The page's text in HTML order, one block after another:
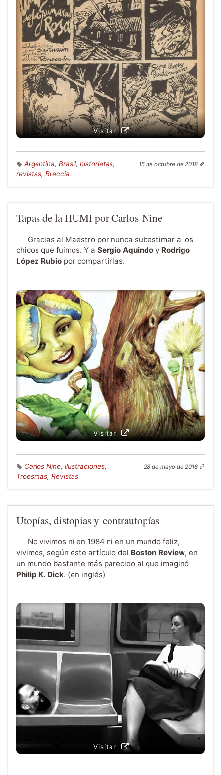
Visitar
Argentina, Brasil, historietas,
revistas, Breccia
15 de octubre de 2018
Tapas de la HUMI por Carlos Nine
Gracias al Maestro por nunca subestimar a los
chicos que fuimos. Y a Sergio Aquindo y Rodrigo
López Rubio por compartirlas.
Visitar
Carlos Nine, ilustraciones,
Troesmas, Revistas
28 de mayo de 2018
Utopías, distopias y contrautopías
No vivimos ni en 1984 ni en un mundo feliz,
vivimos, según este artículo del Boston Review, en
un mundo bastante más parecido al que imaginó
Philip K. Dick. (en inglés)
Visitar